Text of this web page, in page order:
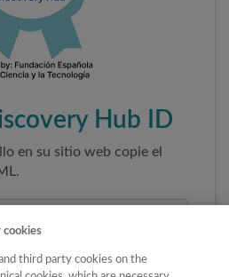
Hub ID
en su sitio web copie el
cookies
third party cookies on the